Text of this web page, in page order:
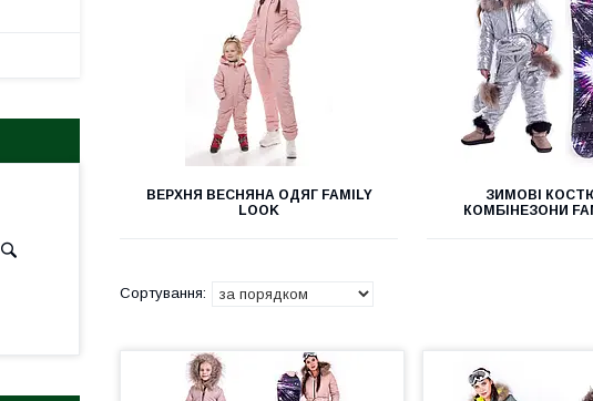
ВЕРХНЯ ВЕСНЯНА ОДЯГ FAMILY
LOOK
ЗИМОВІ
КОМБІНЕЗОНИ